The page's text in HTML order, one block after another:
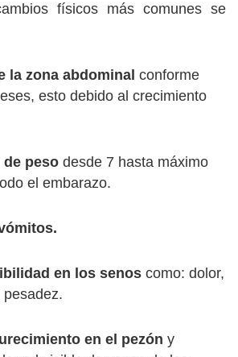
físicos más comunes se
la zona abdominal conforme
esto debido al crecimiento
de peso desde 7 hasta máximo
el embarazo.
en los senos como: dolor,
pesadez.
en el pezón y